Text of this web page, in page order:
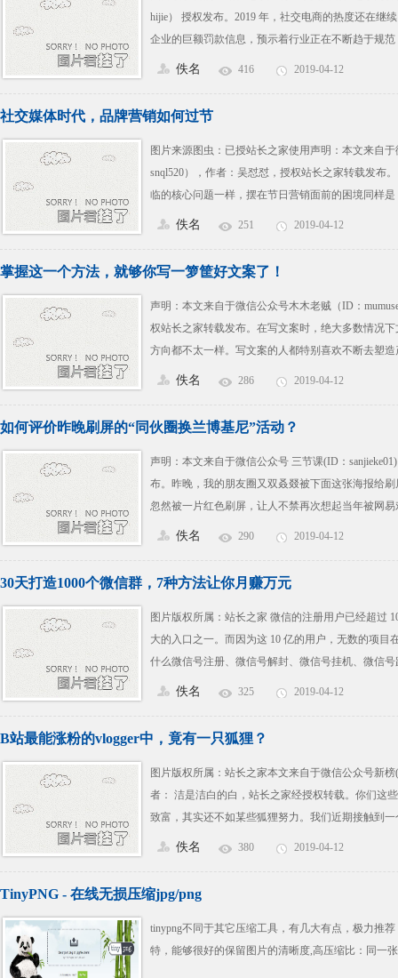
hijie） 授权发布。2019 年，社交电商的热度还在继
企业的巨额罚款信息，预示着行业正在不断趋于规
在这些类似小红店、够货、好衣库、爱库存、甩宝
者是听风网络CEO、IP联盟创始人，
佚名 416 2019-04-12
社交媒体时代，品牌营销如何过节
图片来源图虫：已授站长之家使用声明：本文来自
snql520），作者：吴怼怼，授权站长之家转载发布
临的核心问题一样，摆在节日营销面前的困境同样
如何产生情感连接，如何影响他们的消费决策?社交
品牌调性的明星(爱豆)代言人，粉丝经济等成为破局
佚名 251 2019-04-12
掌握这一个方法，就够你写一箩筐好文案了！
声明：本文来自于微信公众号木木老贼（ID：
权站长之家转载发布。在写文案时，绝大多数情况
方向都不太一样。写文案的人都特别喜欢不断去塑
消费者在最开始未必会这么的关注你的产品。我们
前老贼说了一个最简单的营销文案逻辑，包含 3 个问
佚名 286 2019-04-12
如何评价昨晚刷屏的“同伙圈换兰博基尼”活动？
声明：本文来自于微信公众号 三节课(ID：
布。昨晚，我的朋友圈又双叒叕被下面这张海报给
忽然被一片红色刷屏，让人不禁再次想起当年被网
直持续到凌晨 3 点钟左右才逐渐平息(别问我为什么
场活动的策划者是零一裂变(鉴锋团队
佚名 290 2019-04-12
30天打造1000个微信群，7种方法让你月赚万元
图片版权所属：站长之家 微信的注册用户已经超过
大的入口之一。而因为这 10 亿的用户，无数的项目
什么微信号注册、微信号解封、微信号挂机、微信
我们今天要聊的不是这个，我们今天聊的是无数网
养群和变现 第一步：加群 在 1
佚名 325 2019-04-12
B站最能涨粉的vlogger中，竟有一只狐狸？
图片版权所属：站长之家本文来自于微信公众号新榜
者： 洁是洁白的白，站长之家经授权转载。你们这
致富，其实还不如某些狐狸努力。我们近期接触到
米，游历香港 10 天，拍了 6 期短视频。这个up主名
工，景点看过门。虽然心地善良，却戏
佚名 380 2019-04-12
TinyPNG - 在线无损压缩jpg/png
tinypng不同于其它压缩工具，有几大有点，极力推
特，能够很好的保留图片的清晰度,高压缩比：同一